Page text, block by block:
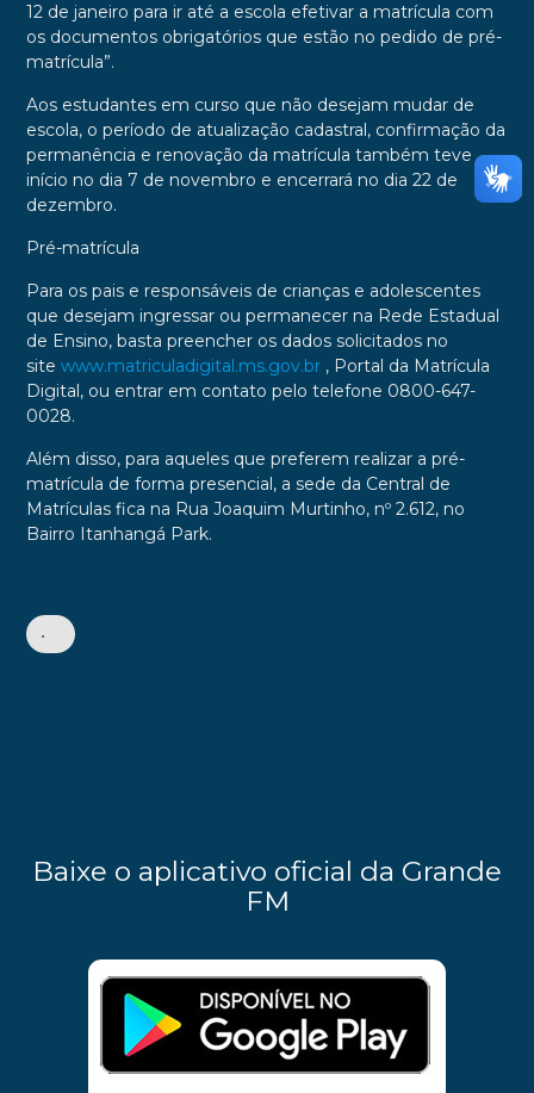
12 de janeiro para ir até a escola efetivar a matrícula com
os documentos obrigatórios que estão no pedido de pré-
matrícula”.
Aos estudantes em curso que não desejam mudar de
escola, o período de atualização cadastral, confirmação da
permanência e renovação da matrícula também teve
início no dia 7 de novembro e encerrará no dia 22 de
dezembro.
Pré-matrícula
Para os pais e responsáveis de crianças e adolescentes
que desejam ingressar ou permanecer na Rede Estadual
de Ensino, basta preencher os dados solicitados no
site www.matriculadigital.ms.gov.br, Portal da Matrícula
Digital, ou entrar em contato pelo telefone 0800-647-
0028.
Além disso, para aqueles que preferem realizar a pré-
matrícula de forma presencial, a sede da Central de
Matrículas fica na Rua Joaquim Murtinho, nº 2.612, no
Bairro Itanhangá Park.
•
Baixe o aplicativo oficial da Grande
FM